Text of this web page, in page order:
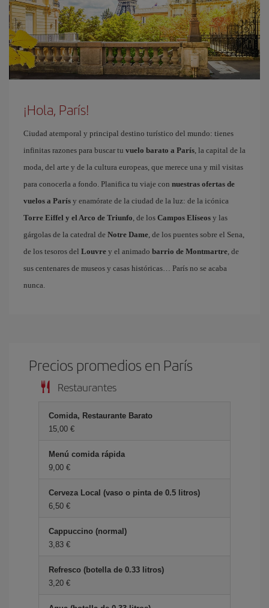
¡Hola, París!
Ciudad atemporal y principal destino turístico del mundo: tienes
infinitas razones para buscar tu vuelo barato a París, la capital de la
moda, del arte y de la cultura europeas, que merece una y mil visitas
para conocerla a fondo. Planifica tu viaje con nuestras ofertas de
vuelos a París y enamórate de la ciudad de la luz: de la icónica
Torre Eiffel y el Arco de Triunfo, de los Campos Elíseos y las
gárgolas de la catedral de Notre Dame, de los puentes sobre el Sena,
de los tesoros del Louvre y el animado barrio de Montmartre, de
sus centenares de museos y casas históricas… París no se acaba
nunca.
Precios promedios en París
Restaurantes
Comida, Restaurante Barato
15,00 €
Menú comida rápida
9,00 €
Cerveza Local (vaso o pinta de 0.5 litros)
6,50 €
Cappuccino (normal)
3,83 €
Refresco (botella de 0.33 litros)
3,20 €